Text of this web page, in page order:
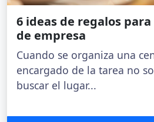
6 ideas de regalos
de empresa
Cuando se organiza una
encargado de la tarea no
buscar el lugar...